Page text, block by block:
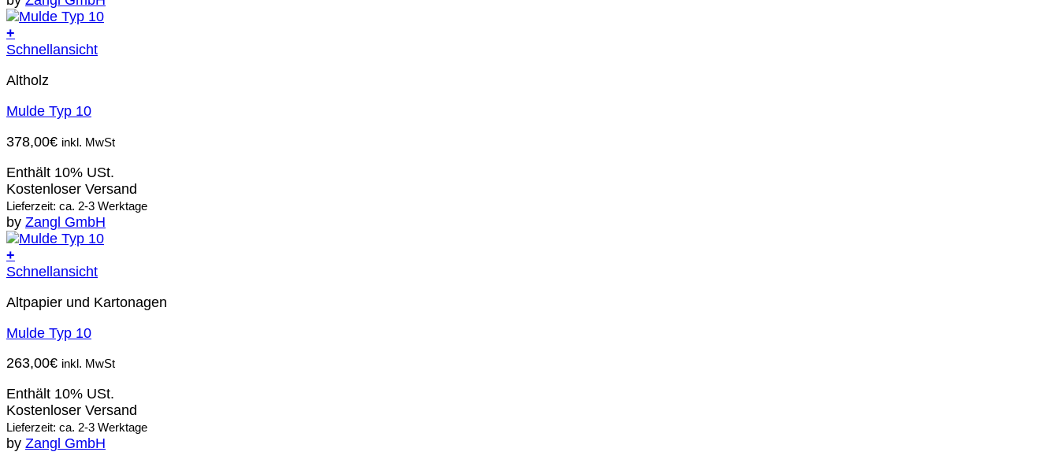
+
Schnellansicht
Altholz
Mulde Typ 10
378,00€ inkl. MwSt
Enthält 10% USt.
Kostenloser Versand
Lieferzeit: ca. 2-3 Werktage
by Zangl GmbH
+
Schnellansicht
Altpapier und Kartonagen
Mulde Typ 10
263,00€ inkl. MwSt
Enthält 10% USt.
Kostenloser Versand
Lieferzeit: ca. 2-3 Werktage
by Zangl GmbH